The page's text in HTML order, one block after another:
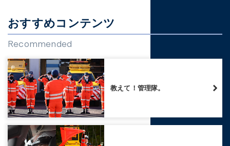
おすすめコンテンツ
Recommended
教えて！管理隊。